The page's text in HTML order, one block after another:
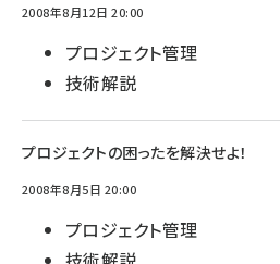
2008年8月12日 20:00
プロジェクト管理
技術解説
プロジェクトの困ったを解決せよ！
2008年8月5日 20:00
プロジェクト管理